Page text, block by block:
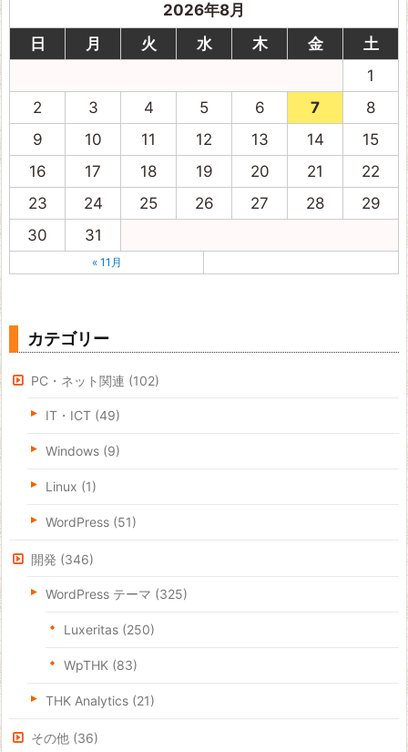
2026年8月
日
月 火 水 木 金
土
1
2
3 4 5 6 7
8
9
10 11 12 13 14
15
16
17 18 19 20 21
22
23
24 25 26 27 28
29
30
31
« 11月
カテゴリー
PC・ネット関連 (102)
IT・ICT (49)
Windows (9)
Linux (1)
WordPress (51)
開発 (346)
WordPress テーマ (325)
Luxeritas (250)
WpTHK (83)
THK Analytics (21)
その他 (36)